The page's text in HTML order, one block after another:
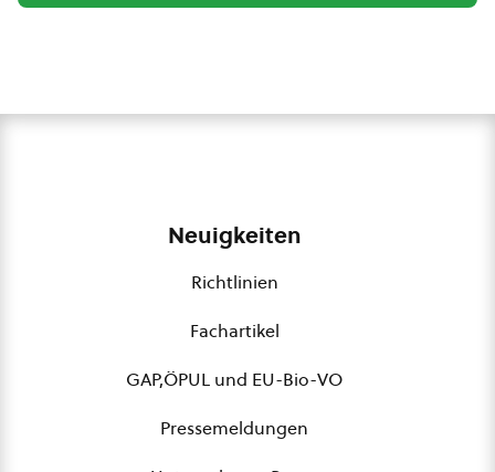
Neuigkeiten
Richtlinien
Fachartikel
GAP,ÖPUL und EU-Bio-VO
Pressemeldungen